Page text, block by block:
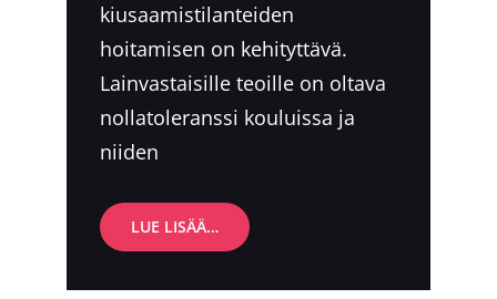
kiusaamistilanteiden
hoitamisen on kehityttävä.
Lainvastaisille teoille on oltava
nollatoleranssi kouluissa ja
niiden
LUE LISÄÄ…VOIKO
KIUSAAMINEN
RIKOS?